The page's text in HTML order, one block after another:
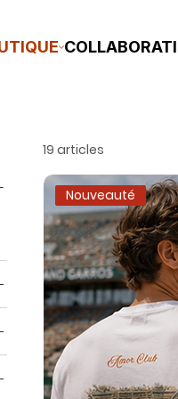
19 articles
Nouveauté